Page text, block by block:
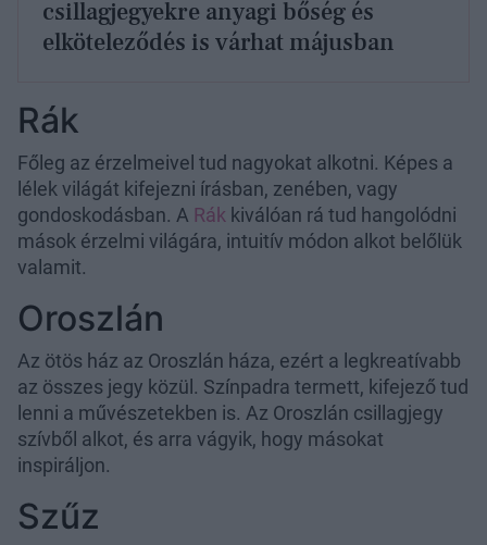
csillagjegyekre anyagi bőség és
elköteleződés is várhat májusban
Rák
Főleg az érzelmeivel tud nagyokat alkotni. Képes a
lélek világát kifejezni írásban, zenében, vagy
gondoskodásban. A Rák kiválóan rá tud hangolódni
mások érzelmi világára, intuitív módon alkot belőlük
valamit.
Oroszlán
Az ötös ház az Oroszlán háza, ezért a legkreatívabb
az összes jegy közül. Színpadra termett, kifejező tud
lenni a művészetekben is. Az Oroszlán csillagjegy
szívből alkot, és arra vágyik, hogy másokat
inspiráljon.
Szűz